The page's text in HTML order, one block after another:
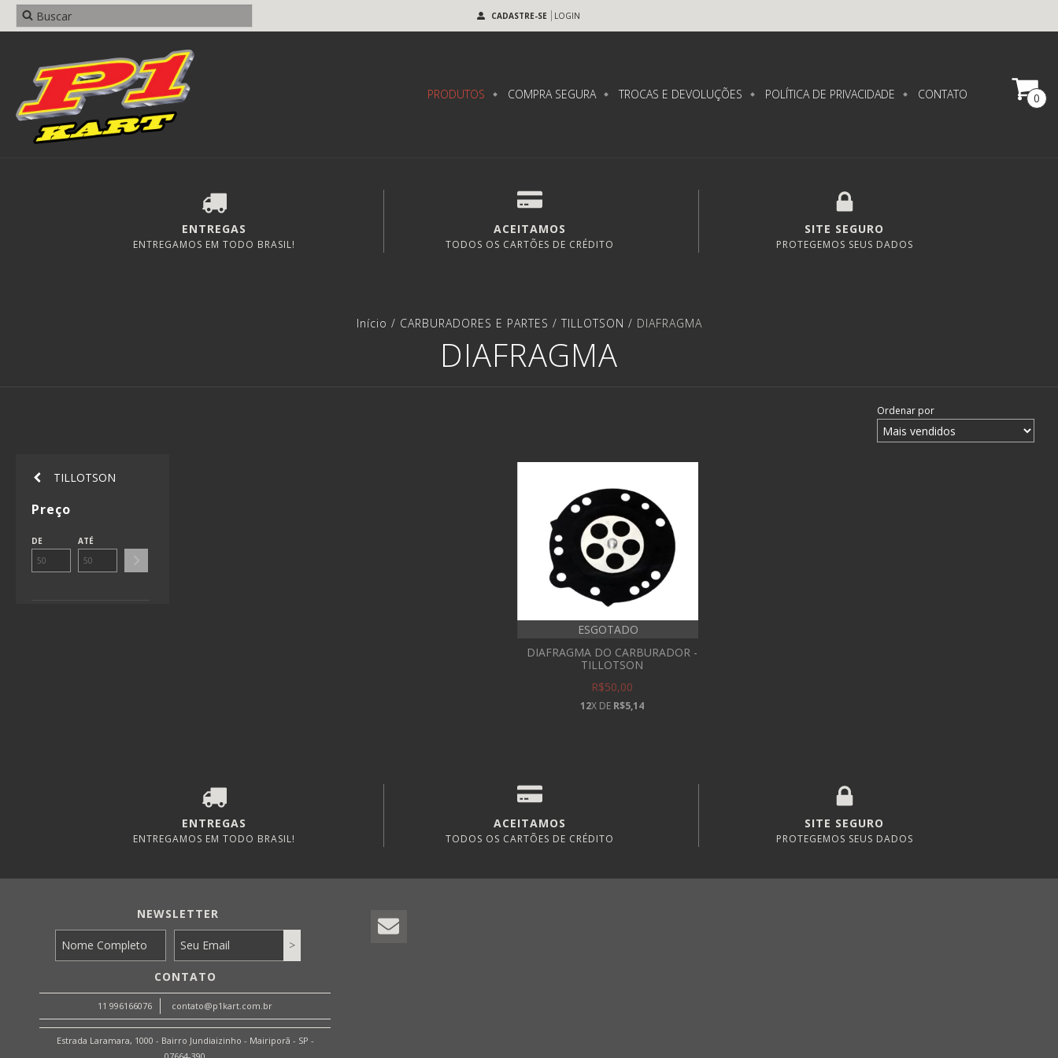
CADASTRE-SE LOGIN
PRODUTOS COMPRA SEGURA TROCAS E DEVOLUÇÕES POLÍTICA DE PRIVACIDADE CONTATO 0
ENTREGAS
ENTREGAMOS EM TODO BRASIL!
ACEITAMOS
TODOS OS CARTÕES DE CRÉDITO
SITE SEGURO
PROTEGEMOS SEUS DADOS
Início / CARBURADORES E PARTES / TILLOTSON / DIAFRAGMA
DIAFRAGMA
Ordenar por
TILLOTSON
Preço
DE ATÉ
ESGOTADO
DIAFRAGMA DO CARBURADOR -
TILLOTSON
R$50,00
12X DE R$5,14
ENTREGAS
ENTREGAMOS EM TODO BRASIL!
ACEITAMOS
TODOS OS CARTÕES DE CRÉDITO
SITE SEGURO
PROTEGEMOS SEUS DADOS
NEWSLETTER
CONTATO
11 996166076 contato@p1kart.com.br
Estrada Laramara, 1000 - Bairro Jundiaizinho - Mairiporã - SP -